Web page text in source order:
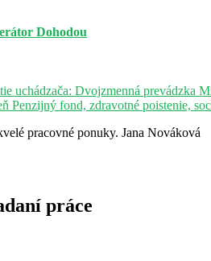
Dohodou
uchádzača: Dvojzmenná prevádzka
Penzijný fond, zdravotné poistenie,
pracovné ponuky. Jana Nováková
práce